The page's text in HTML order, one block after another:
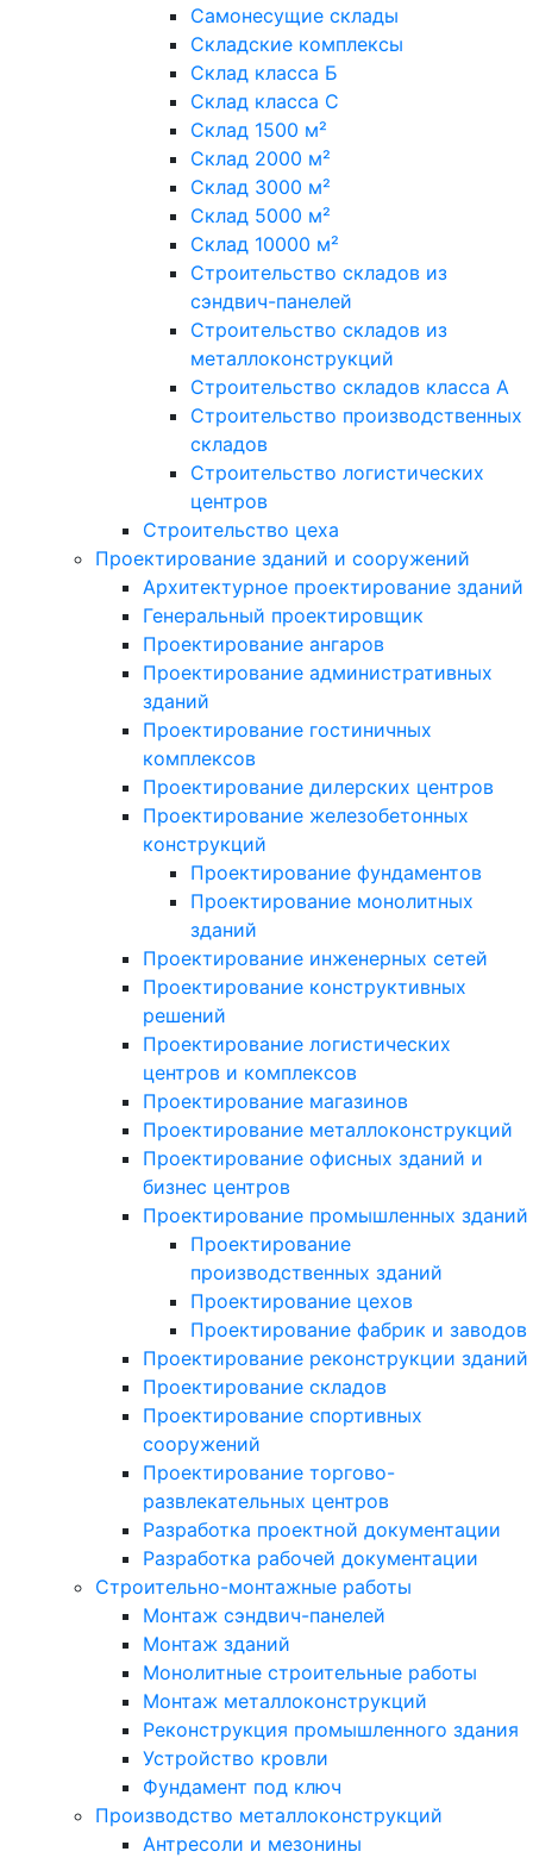
Самонесущие склады
Складские комплексы
Склад класса Б
Склад класса С
Склад 1500 м²
Склад 2000 м²
Склад 3000 м²
Склад 5000 м²
Склад 10000 м²
Строительство складов из
сэндвич-панелей
Строительство складов из
металлоконструкций
Строительство складов класса А
Строительство производственных
складов
Строительство логистических
центров
Строительство цеха
Проектирование зданий и сооружений
Архитектурное проектирование зданий
Генеральный проектировщик
Проектирование ангаров
Проектирование административных
зданий
Проектирование гостиничных
комплексов
Проектирование дилерских центров
Проектирование железобетонных
конструкций
Проектирование фундаментов
Проектирование монолитных
зданий
Проектирование инженерных сетей
Проектирование конструктивных
решений
Проектирование логистических
центров и комплексов
Проектирование магазинов
Проектирование металлоконструкций
Проектирование офисных зданий и
бизнес центров
Проектирование промышленных зданий
Проектирование
производственных зданий
Проектирование цехов
Проектирование фабрик и заводов
Проектирование реконструкции зданий
Проектирование складов
Проектирование спортивных
сооружений
Проектирование торгово-
развлекательных центров
Разработка проектной документации
Разработка рабочей документации
Строительно-монтажные работы
Монтаж сэндвич-панелей
Монтаж зданий
Монолитные строительные работы
Монтаж металлоконструкций
Реконструкция промышленного здания
Устройство кровли
Фундамент под ключ
Производство металлоконструкций
Антресоли и мезонины